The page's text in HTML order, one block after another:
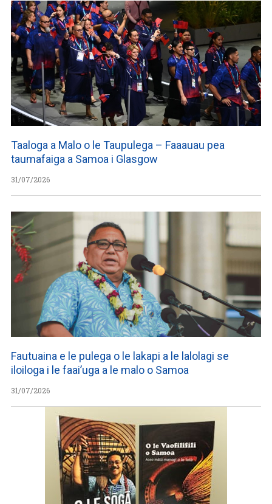
Taaloga a Malo o le Taupulega – Faaauau pea
taumafaiga a Samoa i Glasgow
31/07/2026
Fautuaina e le pulega o le lakapi a le lalolagi se
iloiloga i le faai’uga a le malo o Samoa
31/07/2026